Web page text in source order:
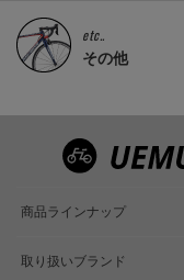
etc..
その他
商品ラインナップ
取り扱いブランド